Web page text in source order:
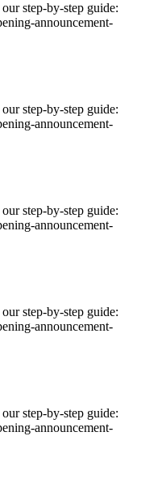
step-by-step guide:
announcement-
step-by-step guide:
announcement-
step-by-step guide:
announcement-
step-by-step guide:
announcement-
step-by-step guide:
announcement-